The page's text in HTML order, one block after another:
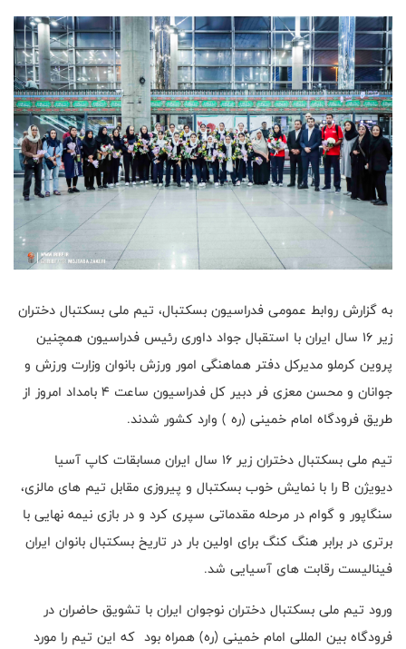
به گزارش روابط عمومی فدراسیون بسکتبال، تیم ملی بسکتبال دختران
زیر ۱۶ سال ایران با استقبال جواد داوری رئیس فدراسیون همچنین
پروین کرملو مدیرکل دفتر هماهنگی امور ورزش بانوان وزارت ورزش و
جوانان و محسن معزی فر دبیر کل فدراسیون ساعت ۴ بامداد امروز از
طریق فرودگاه امام خمینی (ره ) وارد کشور شدند.
تیم ملی بسکتبال دختران زیر ۱۶ سال ایران مسابقات کاپ آسیا
دیویژن B را با نمایش خوب بسکتبال و پیروزی مقابل تیم های مالزی،
سنگاپور و گوام در مرحله مقدماتی سپری کرد و در بازی نیمه نهایی با
برتری در برابر هنگ کنگ برای اولین بار در تاریخ بسکتبال بانوان ایران
فینالیست رقابت های آسیایی شد.
ورود تیم ملی بسکتبال دختران نوجوان ایران با تشویق حاضران در
فرودگاه بین المللی امام خمینی (ره) همراه بود که این تیم را مورد